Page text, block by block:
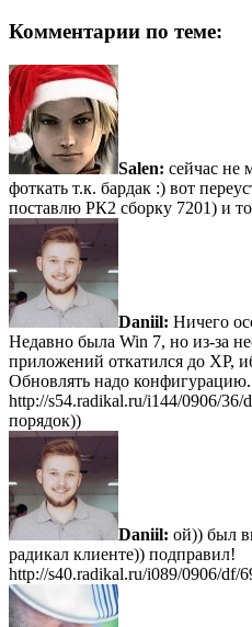
Комментарии по теме:
Salen: сейчас не
фоткать т.к. бардак :) вот
поставлю РК2 сборку 7201) и
Daniil: Ничего
Недавно была Win 7, но из-за
приложений откатился до XP,
Обновлять надо конфигурацию.
http://s54.radikal.ru/i144/0906/
порядок))
Daniil: ой)) был
радикал клиенте)) подправил!
http://s40.radikal.ru/i089/0906/df/